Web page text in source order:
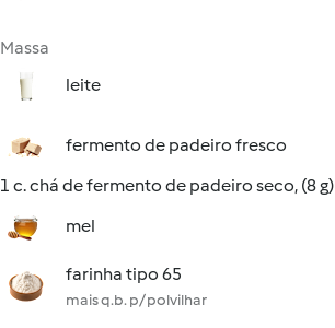
Massa
leite
fermento de padeiro fresco
1 c. chá de fermento de padeiro seco, (8 g)
mel
farinha tipo 65
mais q.b. p/ polvilhar